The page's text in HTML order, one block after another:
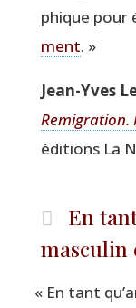
phique pour
ment. »
Jean-Yves
Remi­gra­tion.
édi­tions La
En
« En tant